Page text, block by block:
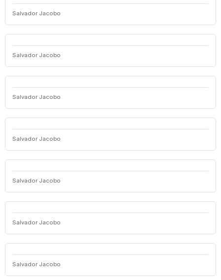
Salvador Jacobo
Salvador Jacobo
Salvador Jacobo
Salvador Jacobo
Salvador Jacobo
Salvador Jacobo
Salvador Jacobo